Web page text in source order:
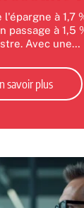
à 1,7
passage à 1,5
Avec une…
savoir plus